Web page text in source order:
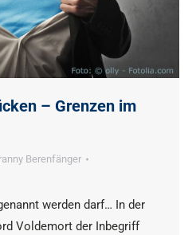
– Grenzen im
Berenfänger
werden darf… In der
Voldemort der Inbegriff